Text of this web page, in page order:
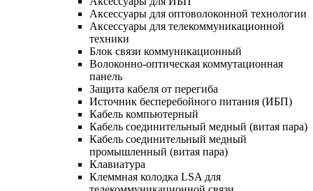
Аксессуары для оптоволоконной технологии
Аксессуары для телекоммуникационной
техники
Блок связи коммуникационный
Волоконно-оптическая коммутационная
панель
Защита кабеля от перегиба
Источник бесперебойного питания (ИБП)
Кабель компьютерный
Кабель соединительный медный (витая пара)
Кабель соединительный медный
промышленный (витая пара)
Клавиатура
Клеммная колодка LSA для